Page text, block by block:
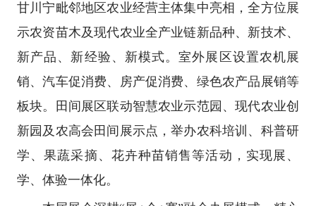
甘川宁毗邻地区农业经营主体集中亮相，全方位展
示农资苗木及现代农业全产业链新品种、新技术、
新产品、新经验、新模式。室外展区设置农机展
销、汽车促消费、房产促消费、绿色农产品展销等
板块。田间展区联动智慧农业示范园、现代农业创
新园及农高会田间展示点，举办农科培训、科普研
学、果蔬采摘、花卉种苗销售等活动，实现展、
学、体验一体化。